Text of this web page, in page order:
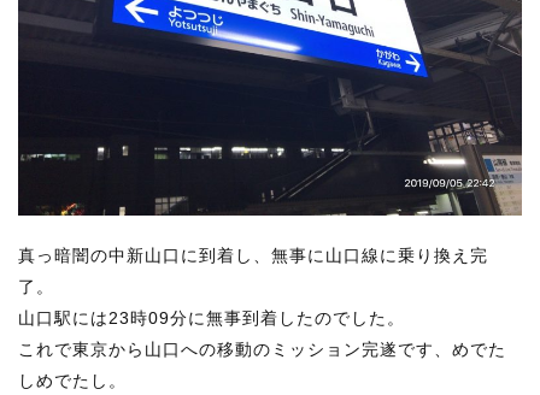
真っ暗闇の中新山口に到着し、無事に山口線に乗り換え完
了。
山口駅には23時09分に無事到着したのでした。
これで東京から山口への移動のミッション完遂です、めでた
しめでたし。